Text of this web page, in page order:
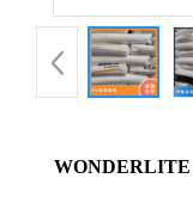
WONDERLITE